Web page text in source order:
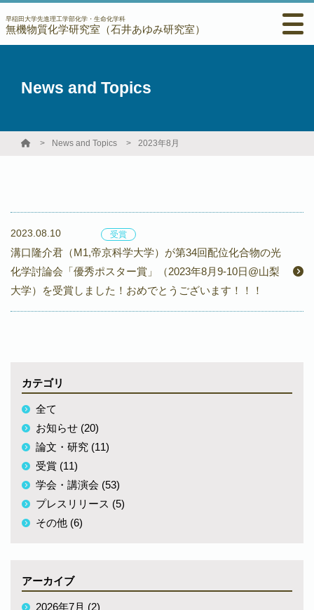
早稲田大学先進理工学部化学・生命化学科
無機物質化学研究室（石井あゆみ研究室）
News and Topics
News and Topics 2023年8月
2023.08.10 受賞
溝口隆介君（M1,帝京科学大学）が第34回配位化合物の光
化学討論会「優秀ポスター賞」（2023年8月9-10日@山梨
大学）を受賞しました！おめでとうございます！！！
カテゴリ
全て
お知らせ (20)
論文・研究 (11)
受賞 (11)
学会・講演会 (53)
プレスリリース (5)
その他 (6)
アーカイブ
2026年7月 (2)